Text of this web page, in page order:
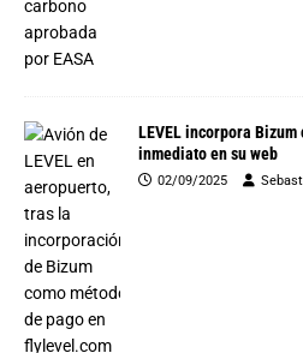
LEVEL incorpora Bizum
inmediato en su web
02/09/2025